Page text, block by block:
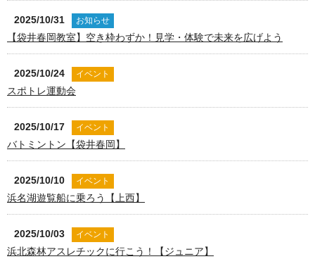
2025/10/31 お知らせ
【袋井春岡教室】空き枠わずか！見学・体験で未来を広げよう
2025/10/24 イベント
スポトレ運動会
2025/10/17 イベント
バトミントン【袋井春岡】
2025/10/10 イベント
浜名湖遊覧船に乗ろう【上西】
2025/10/03 イベント
浜北森林アスレチックに行こう！【ジュニア】